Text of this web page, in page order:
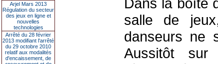
Arjel Mars 2013
Régulation du secteur
des jeux en ligne et
nouvelles
technologies
Arrêté du 28 février
2013 modifiant l'arrêté
du 29 octobre 2010
relatif aux modalités
d'encaissement, de
salle de
danseurs ne
Aussitôt